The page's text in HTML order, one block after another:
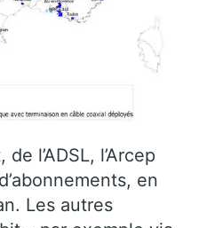
l’ADSL, l’Arcep
en
Les autres